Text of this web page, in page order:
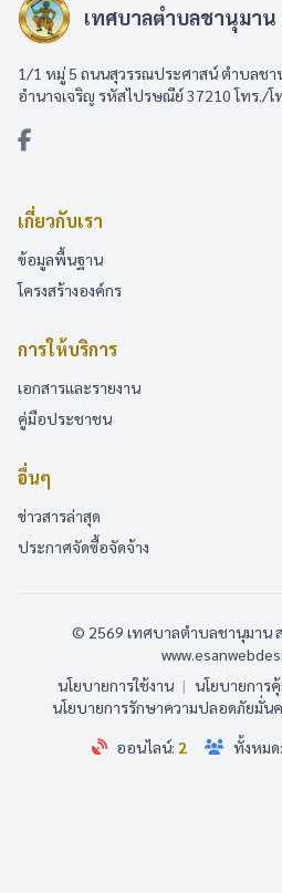
เทศบาลตำบลชานุมาน
1/1 หมู่ 5 ถนนสุวรรณประศาสน์ ตำบลชา
อำนาจเจริญ รหัสไปรษณีย์ 37210 โทร./โ
เกี่ยวกับเรา
ข้อมูลพื้นฐาน
โครงสร้างองค์กร
การให้บริการ
เอกสารและรายงาน
คู่มือประชาชน
อื่นๆ
ข่าวสารล่าสุด
ประกาศจัดซื้อจัดจ้าง
© 2569 เทศบาลตำบลชานุมาน
นโยบายการใช้งาน | นโยบายการ
นโยบายการรักษาความปลอดภัยมั่นค
ออนไลน์: 2 ทั้งหมด: